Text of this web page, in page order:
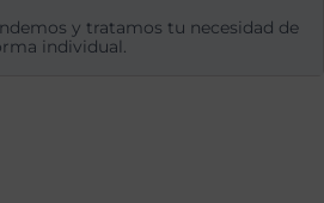
y tratamos tu necesidad de
individual.